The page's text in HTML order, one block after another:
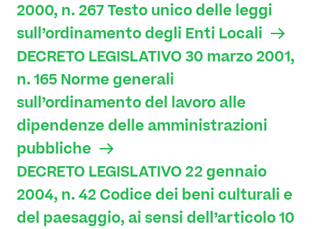
2000, n. 267 Testo unico delle leggi
sull’ordinamento degli Enti Locali
DECRETO LEGISLATIVO 30 marzo 2001,
n. 165 Norme generali
sull’ordinamento del lavoro alle
dipendenze delle amministrazioni
pubbliche
DECRETO LEGISLATIVO 22 gennaio
2004, n. 42 Codice dei beni culturali e
del paesaggio, ai sensi dell’articolo 10